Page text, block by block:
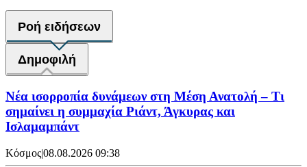
Ροή ειδήσεων
Δημοφιλή
Νέα ισορροπία δυνάμεων στη Μέση Ανατολή – Τι
σημαίνει η συμμαχία Ριάντ, Άγκυρας και
Ισλαμαμπάντ
Κόσμος|08.08.2026 09:38